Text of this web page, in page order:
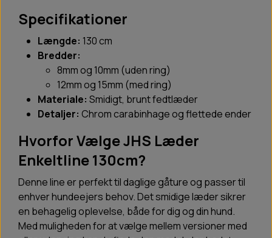
Specifikationer
Længde: 130 cm
Bredder:
8mm og 10mm (uden ring)
12mm og 15mm (med ring)
Materiale: Smidigt, brunt fedtlæder
Detaljer: Chrom carabinhage og flettede ender
Hvorfor Vælge JHS Læder
Enkeltline 130cm?
Denne line er perfekt til daglige gåture og passer til
enhver hundeejers behov. Det smidige læder sikrer
en behagelig oplevelse, både for dig og din hund.
Med muligheden for at vælge mellem versioner med